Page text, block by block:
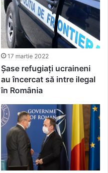
17 martie 2022
Șase refugiați ucraineni
au încercat să intre ilegal
în România